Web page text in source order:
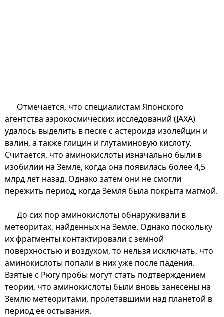
Отмечается, что специалистам Японского
агентства аэрокосмических исследований (JAXA)
удалось выделить в песке с астероида изолейцин и
валин, а также глицин и глутаминовую кислоту.
Считается, что аминокислоты изначально были в
изобилии на Земле, когда она появилась более 4,5
млрд лет назад. Однако затем они не смогли
пережить период, когда Земля была покрыта магмой.
До сих пор аминокислоты обнаруживали в
метеоритах, найденных на Земле. Однако поскольку
их фрагменты контактировали с земной
поверхностью и воздухом, то нельзя исключать, что
аминокислоты попали в них уже после падения.
Взятые с Рюгу пробы могут стать подтверждением
теории, что аминокислоты были вновь занесены на
Землю метеоритами, пролетавшими над планетой в
период ее остывания.